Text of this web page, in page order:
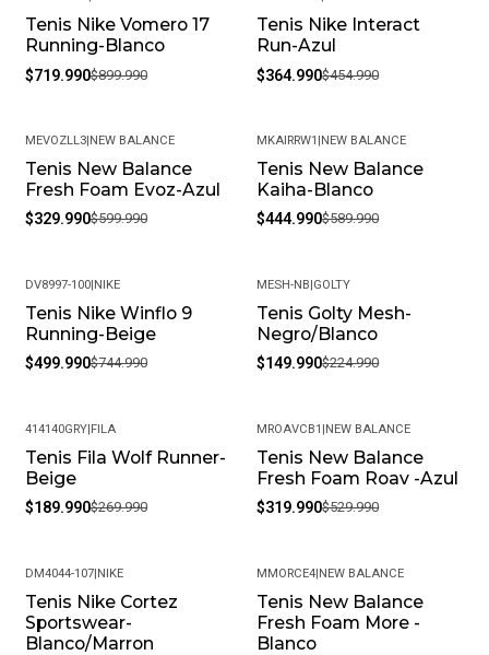
-20%
Tenis Nike Vomero 17
Running-Blanco
$719.990$899.990
-20%
Tenis Nike Interact
Run-Azul
$364.990$454.990
-45%
MEVOZLL3| NEW BALANCE
Tenis New Balance
Fresh Foam Evoz-Azul
$329.990$599.990
-25%
MKAIRRW1 NEW BALANCE
Tenis New Balance
Kaiha-Blanco
$444.990$589.990
-33%
DV8997-100| NIKE
Tenis Nike Winflo 9
Running-Beige
$499.990$744.990
-33%
MESH-NB GOLTY
Tenis Golty Mesh-
Negro/Blanco
$149.990$224.990
-30%
414140GRY| FILA
Tenis Fila Wolf Runner-
Beige
$189.990$269.990
-40%
MROAVCB1 NEW BALANCE
Tenis New Balance
Fresh Foam Roav -Azul
$319.990$529.990
-20%
DM4044-107| NIKE
Tenis Nike Cortez
Sportswear-
Blanco/Marron
-30%
MMORCE4 NEW BALANCE
Tenis New Balance
Fresh Foam More -
Blanco